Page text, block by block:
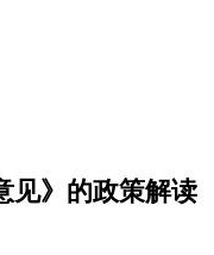
见》的政策解读